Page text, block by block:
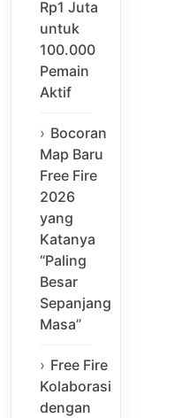
Rp1 Juta
untuk
100.000
Pemain
Aktif
Bocoran
Map Baru
Free Fire
2026
yang
Katanya
“Paling
Besar
Sepanjang
Masa”
Free Fire
Kolaborasi
dengan